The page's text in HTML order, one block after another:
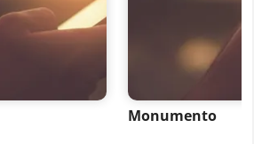
Monumento